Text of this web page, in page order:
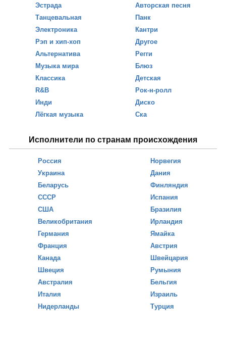
Эстрада
Танцевальная
Электроника
Рэп и хип-хоп
Альтернатива
Музыка мира
Классика
R&B
Инди
Лёгкая музыка
Авторская песня
Панк
Кантри
Другое
Регги
Блюз
Детская
Рок-н-ролл
Диско
Ска
Исполнители по странам происхождения
Россия
Украина
Беларусь
СССР
США
Великобритания
Германия
Франция
Канада
Швеция
Австралия
Италия
Нидерланды
Норвегия
Дания
Финляндия
Испания
Бразилия
Ирландия
Ямайка
Австрия
Швейцария
Румыния
Бельгия
Израиль
Турция